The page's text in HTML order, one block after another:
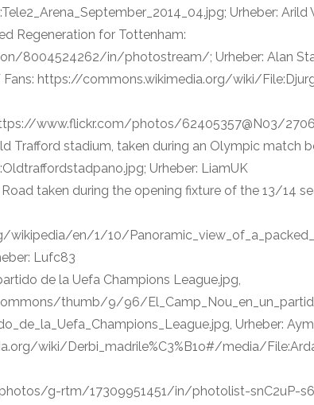
Urheber: Arild
Regeneration for Tottenham:
8004524262/in/photostream/; Urheber: Alan
https://commons.wikimedia.org/wiki/
www.flickr.com/photos/62405357@N03/
Trafford stadium, taken during an Olympic match
Urheber: LiamUK
taken during the opening fixture of the 13/14
en/1/10/
Lufc83
de la Uefa Champions League.jpg,
thumb/9/96/
Urheber:
wiki/Derbi_madrile%C3%B1o#/media/
g-rtm/17309951451/in/photolist-snC2uP-